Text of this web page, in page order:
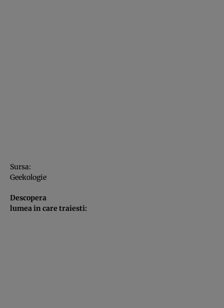
Sursa:
Geekologie
Descopera
lumea in care traiesti: